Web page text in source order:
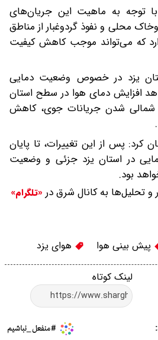
توجه به ماهیت این جریان‌های
محلی و نفوذ گردوغبار از مناطق
که می‌تواند موجب کاهش کیفیت
یزد در خصوص وضعیت دمایی
افزایش دمای هوا در سطح استان
شمالی شدن جریانات جوی، کاهش
کرد: پس از این تغییرات، تا پایان
در استان یزد جزئی و وضعیت
بود.
و تحلیل‌ها به کانال شرق در «تلگرام»
پیش بینی هوا هوای یزد
لینک کوتاه